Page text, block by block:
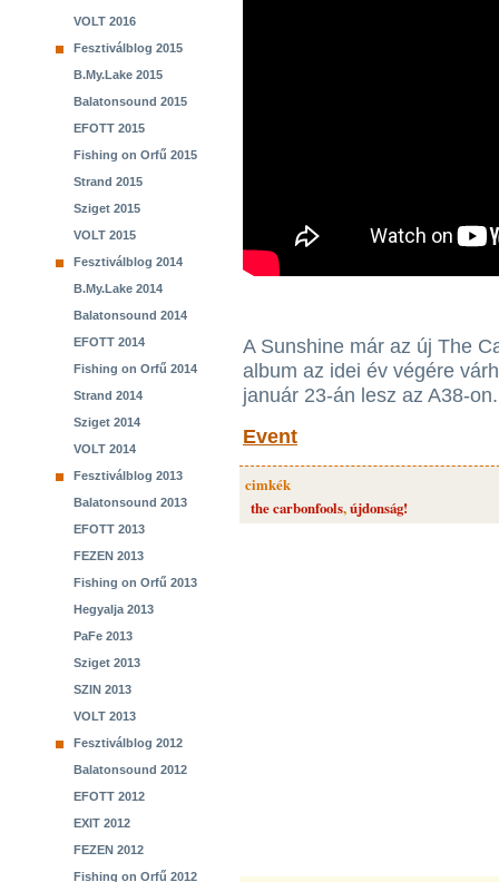
VOLT 2016
Fesztiválblog 2015
B.My.Lake 2015
Balatonsound 2015
EFOTT 2015
Fishing on Orfű 2015
Strand 2015
Sziget 2015
VOLT 2015
Fesztiválblog 2014
B.My.Lake 2014
Balatonsound 2014
EFOTT 2014
Fishing on Orfű 2014
Strand 2014
Sziget 2014
VOLT 2014
Fesztiválblog 2013
Balatonsound 2013
EFOTT 2013
FEZEN 2013
Fishing on Orfű 2013
Hegyalja 2013
PaFe 2013
Sziget 2013
SZIN 2013
VOLT 2013
Fesztiválblog 2012
Balatonsound 2012
EFOTT 2012
EXIT 2012
FEZEN 2012
Fishing on Orfű 2012
A Sunshine már az új The
album az idei év végére
január 23-án lesz az A38-on.
Event
cimkék
the carbonfools,újdonság!